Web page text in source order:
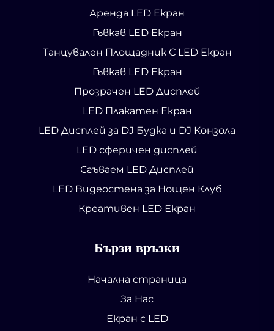
Аренда LED Екран
Гъвкав LED Екран
Танцувален Площадник С LED Екран
Гъвкав LED Екран
Прозрачен LED Дисплей
LED Плакатен Екран
LED Дисплей за DJ Будка и DJ Конзола
LED сферичен дисплей
Сгъваем LED Дисплей
LED Видеостена за Нощен Клуб
Креативен LED Екран
Бързи връзки
Начална страница
За Нас
Екран с LED